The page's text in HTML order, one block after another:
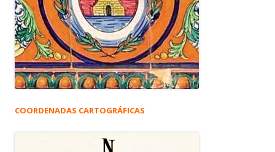
COORDENADAS CARTOGRÁFICAS